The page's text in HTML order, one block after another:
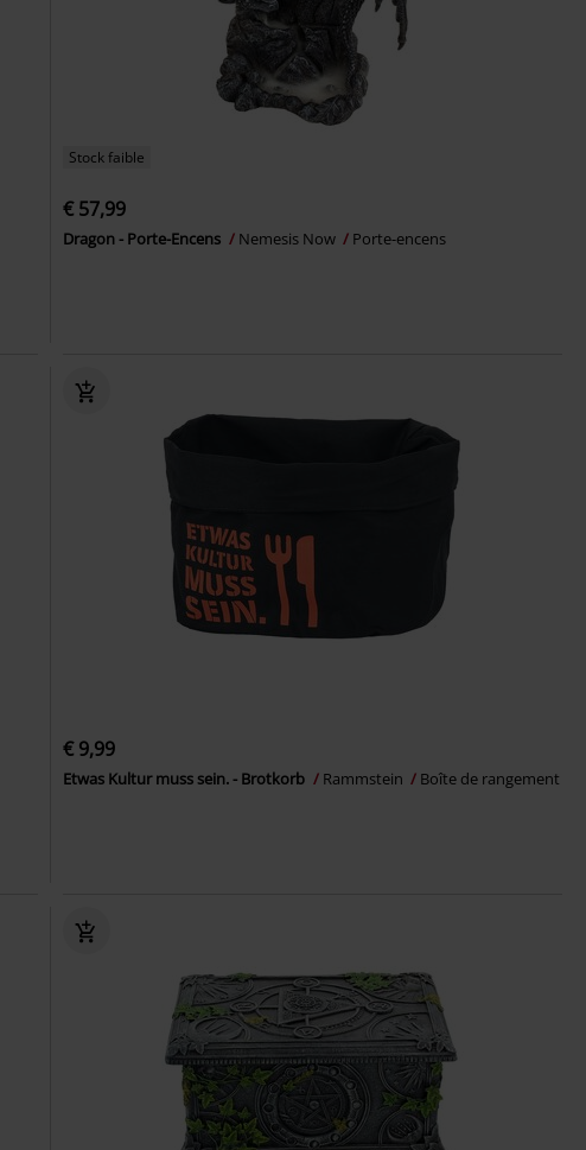
Stock faible
€ 57,99
Dragon - Porte-Encens Nemesis Now Porte-encens
€ 9,99
Etwas Kultur muss sein. - Brotkorb Rammstein Boîte de rangement